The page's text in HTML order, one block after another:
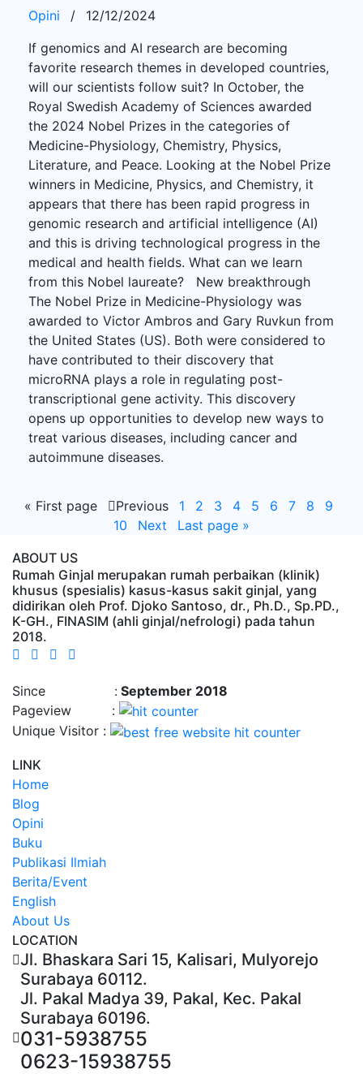
Opini /
12/12/2024
If genomics and AI research are becoming
favorite research themes in developed countries,
will our scientists follow suit? In October, the
Royal Swedish Academy of Sciences awarded
the 2024 Nobel Prizes in the categories of
Medicine-Physiology, Chemistry, Physics,
Literature, and Peace. Looking at the Nobel Prize
winners in Medicine, Physics, and Chemistry, it
appears that there has been rapid progress in
genomic research and artificial intelligence (AI)
and this is driving technological progress in the
medical and health fields. What can we learn
from this Nobel laureate? New breakthrough
The Nobel Prize in Medicine-Physiology was
awarded to Victor Ambros and Gary Ruvkun from
the United States (US). Both were considered to
have contributed to their discovery that
microRNA plays a role in regulating post-
transcriptional gene activity. This discovery
opens up opportunities to develop new ways to
treat various diseases, including cancer and
autoimmune diseases.
« First page Previous 1 2 3 4 5 6 7 8
9
10
Next Last page »
ABOUT US
Rumah Ginjal merupakan rumah perbaikan (klinik)
khusus (spesialis) kasus-kasus sakit ginjal, yang
didirikan oleh Prof. Djoko Santoso, dr., Ph.D., Sp.PD.,
K-GH., FINASIM (ahli ginjal/nefrologi) pada tahun
2018.
Since : September 2018
Pageview :
Unique Visitor :
LINK
Home
Blog
Opini
Buku
Publikasi Ilmiah
Berita/Event
English
About Us
LOCATION
Jl. Bhaskara Sari 15, Kalisari, Mulyorejo
Surabaya 60112.
Jl. Pakal Madya 39, Pakal, Kec. Pakal
Surabaya 60196.
031-5938755
0623-15938755